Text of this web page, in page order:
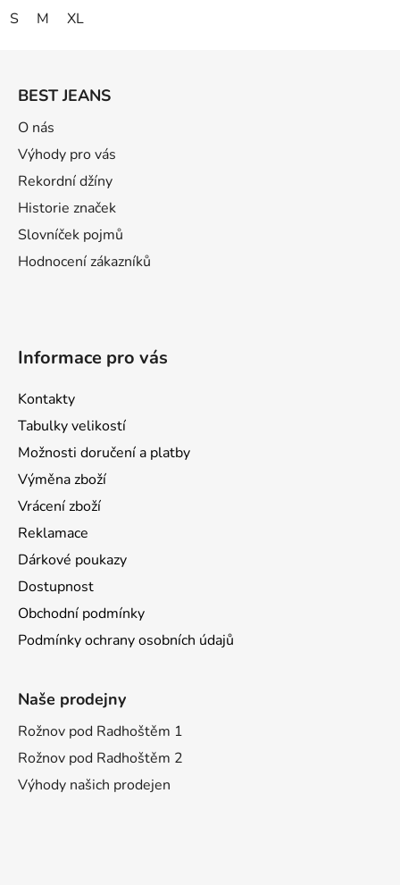
S M XL
BEST JEANS
O nás
Výhody pro vás
Rekordní džíny
Historie značek
Slovníček pojmů
Hodnocení zákazníků
Informace pro vás
Kontakty
Tabulky velikostí
Možnosti doručení a platby
Výměna zboží
Vrácení zboží
Reklamace
Dárkové poukazy
Dostupnost
Obchodní podmínky
Podmínky ochrany osobních údajů
Naše prodejny
Rožnov pod Radhoštěm 1
Rožnov pod Radhoštěm 2
Výhody našich prodejen